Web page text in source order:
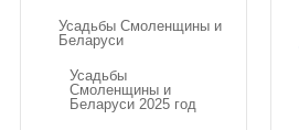
Усадьбы Смоленщины и
Беларуси
Усадьбы
Смоленщины и
Беларуси 2025 год